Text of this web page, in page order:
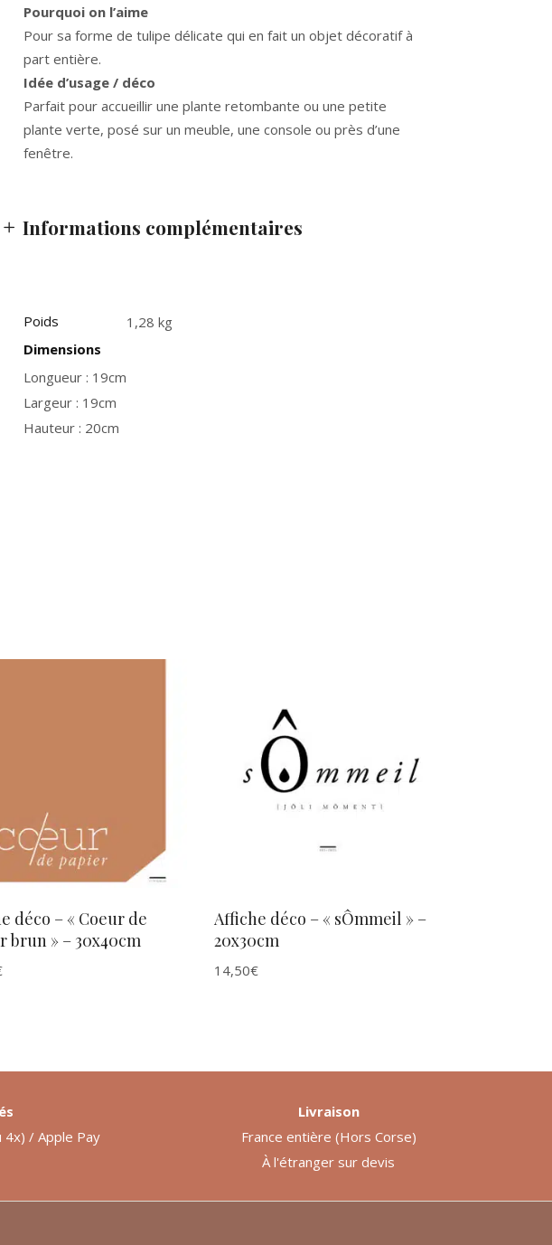
Pourquoi on l’aime
Pour sa forme de tulipe délicate qui en fait un objet décoratif à
part entière.
Idée d’usage / déco
Parfait pour accueillir une plante retombante ou une petite
plante verte, posé sur un meuble, une console ou près d’une
fenêtre.
Informations complémentaires
Poids
1,28 kg
Dimensions
Longueur : 19cm
Largeur : 19cm
Hauteur : 20cm
déco – « Coeur de
brun » – 30x40cm
AJOUTER AU PANIER
Affiche déco – « sÔmmeil » –
20x30cm
14,50€
4x) / Apple Pay
Livraison
France entière (Hors Corse)
À l'étranger sur devis